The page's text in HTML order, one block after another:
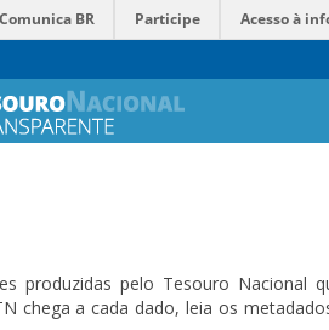
Comunica BR Participe Acesso à
produzidas pelo Tesouro
chega a cada dado, leia os